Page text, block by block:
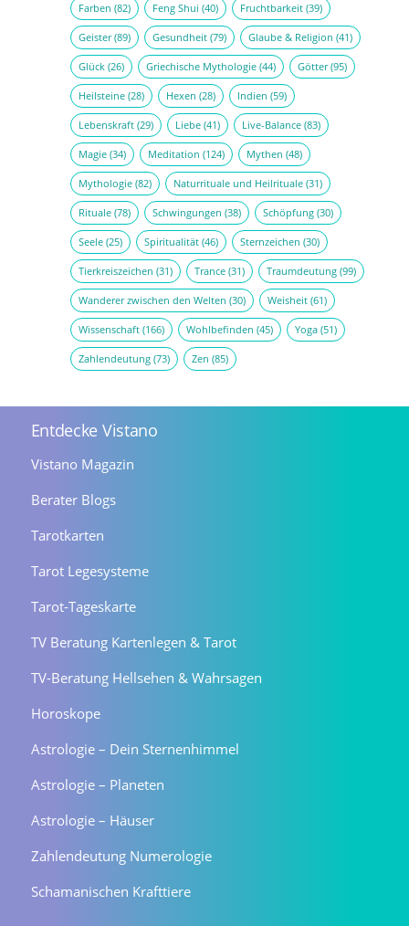
Farben (82) Feng Shui (40) Fruchtbarkeit(39)
Geister(89) Gesundheit(79) Glaube & Religion (41)
Glück(26) Griechische Mythologie(44) Götter(95)
Heilsteine(28) Hexen (28) Indien (59)
Lebenskraft(29) Liebe(41) Live-Balance(83)
Magie(34) Meditation (124) Mythen (48)
Mythologie(82) Naturrituale und Heilrituale(31)
Rituale(78) Schwingungen (38) Schöpfung(30)
Seele(25) Spiritualität(46) Sternzeichen (30)
Tierkreiszeichen (31) Trance(31) Traumdeutung(99)
Wanderer zwischen den Welten (30) Weisheit(61)
Wissenschaft(166) Wohlbefinden (45) Yoga(51)
Zahlendeutung(73) Zen (85)
Entdecke Vistano
Vistano Magazin
Berater Blogs
Tarotkarten
Tarot Legesysteme
Tarot-Tageskarte
TV Beratung Kartenlegen & Tarot
TV-Beratung Hellsehen & Wahrsagen
Horoskope
Astrologie – Dein Sternenhimmel
Astrologie – Planeten
Astrologie – Häuser
Zahlendeutung Numerologie
Schamanischen Krafttiere